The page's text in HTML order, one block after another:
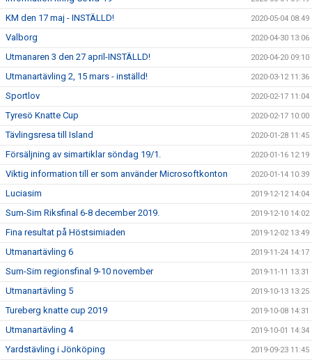
KM den 17 maj - INSTÄLLD! 2020-05-04 08:49
Valborg 2020-04-30 13:06
Utmanaren 3 den 27 april-INSTÄLLD! 2020-04-20 09:10
Utmanartävling 2, 15 mars - inställd! 2020-03-12 11:36
Sportlov 2020-02-17 11:04
Tyresö Knatte Cup 2020-02-17 10:00
Tävlingsresa till Island 2020-01-28 11:45
Försäljning av simartiklar söndag 19/1. 2020-01-16 12:19
Viktig information till er som använder Microsoftkonton 2020-01-14 10:39
Luciasim 2019-12-12 14:04
Sum-Sim Riksfinal 6-8 december 2019. 2019-12-10 14:02
Fina resultat på Höstsimiaden 2019-12-02 13:49
Utmanartävling 6 2019-11-24 14:17
Sum-Sim regionsfinal 9-10 november 2019-11-11 13:31
Utmanartävling 5 2019-10-13 13:25
Tureberg knatte cup 2019 2019-10-08 14:31
Utmanartävling 4 2019-10-01 14:34
Yardstävling i Jönköping 2019-09-23 11:45